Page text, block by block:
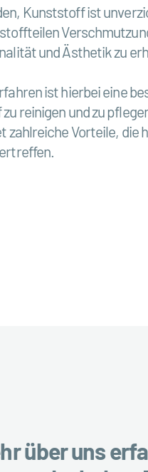
Kunststoff ist
und Ästhetik zu
ist hierbei eine
reinigen und zu
zahlreiche Vorteile, die
über uns